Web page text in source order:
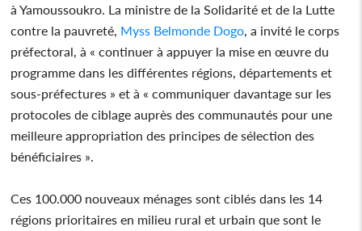
à Yamoussoukro. La ministre de la Solidarité et de la Lutte
contre la pauvreté, Myss Belmonde Dogo, a invité le corps
préfectoral, à « continuer à appuyer la mise en œuvre du
programme dans les différentes régions, départements et
sous-préfectures » et à « communiquer davantage sur les
protocoles de ciblage auprès des communautés pour une
meilleure appropriation des principes de sélection des
bénéficiaires ».
Ces 100.000 nouveaux ménages sont ciblés dans les 14
régions prioritaires en milieu rural et urbain que sont le